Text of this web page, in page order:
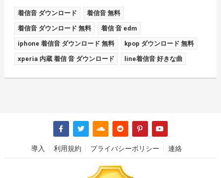
着信音 ダウンロード 着信音 無料
着信音 ダウンロード 無料 着信 音 edm
iphone 着信音 ダウンロード 無料 kpop ダウンロード 無料
xperia 内蔵 着信 音 ダウンロード line着信音 好きな曲
導入 利用規約 プライバシーポリシー 連絡